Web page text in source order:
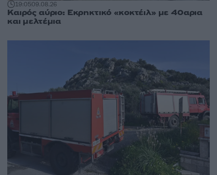
19:0509.08.26
Καιρός αύριο: Εκρηκτικό «κοκτέιλ» με 40αρια
και μελτέμια